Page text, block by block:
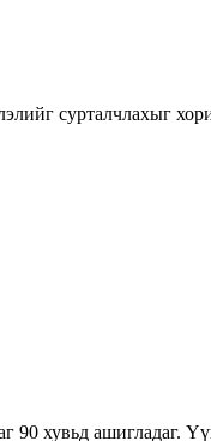
сурталчлахыг
хувьд ашигладаг.